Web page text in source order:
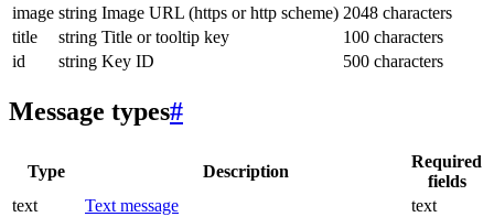
image string Image URL (https or http scheme) 2048 characters
title
string Title or tooltip key
100 characters
id
string Key ID 500 characters
Message types#
Type Description
Required
fields
text
Text message
text